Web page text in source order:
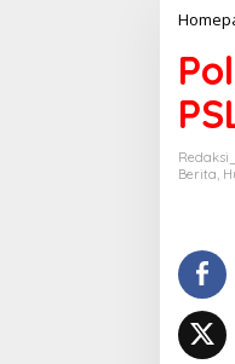
Berita,